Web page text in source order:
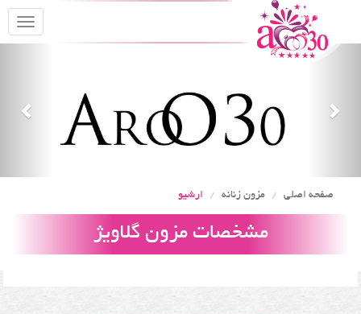
صفحه اصلی مزون زنانه ارشیو
مشخصات مزون گلاویژ